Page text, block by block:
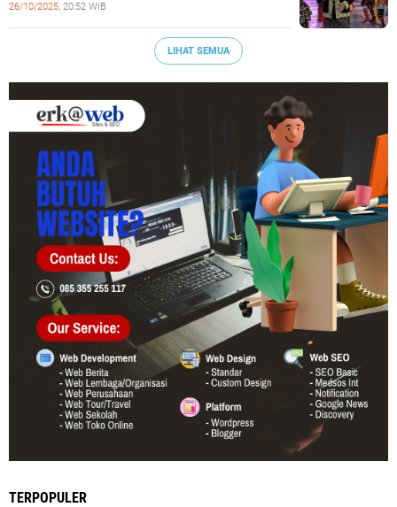
26/10/2025, 20:52 WIB
LIHAT SEMUA
TERPOPULER